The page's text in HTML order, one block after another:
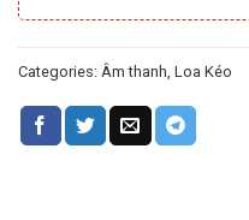
Categories: Âm thanh, Loa Kéo